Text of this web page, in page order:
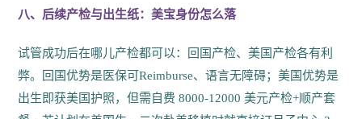
八、后续产检与出生纸：美宝身份怎么落
试管成功后在哪儿产检都可以：回国产检、美国产检各有利
弊。回国优势是医保可Reimburse、语言无障碍；美国优势是
出生即获美国护照，但需自费 8000-12000 美元产检+顺产套